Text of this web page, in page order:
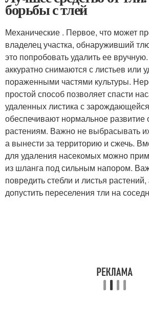
борьбы с тлей
Механические . Первое, что может
владелец участка, обнаруживший
это попробовать удалить ее
аккуратно снимаются с листьев или
пораженными частями культуры.
простой способ позволяет спасти
удаленных листика с
обеспечивают нормальное развитие
растениям. Важно не выбрасывать
а вынести за территорию и сжечь.
для удаления насекомых можно
из шланга под сильным напором.
повредить стебли и листья
допустить переселения тли на